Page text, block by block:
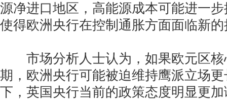
源净进口地区，高能源成本可能进一
使得欧洲央行在控制通胀方面面临新
市场分析人士认为，如果欧元区核
期，欧洲央行可能被迫维持鹰派立场
下，英国央行当前的政策态度明显更